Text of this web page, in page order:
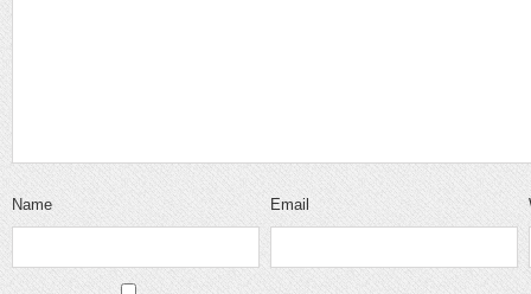
Name Email